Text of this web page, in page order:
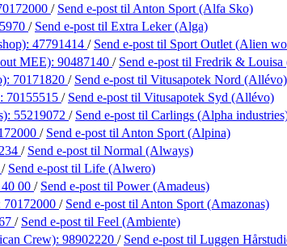
/ Send e-post til Anton Sport (Alfa Sko)
/ Send e-post til Extra Leker (Alga)
47791414 / Send e-post til Sport Outlet (Alien
MEE): 90487140 / Send e-post til Fredrik &
70171820 / Send e-post til Vitusapotek Nord (Allévo)
70155515 / Send e-post til Vitusapotek Syd (Allévo)
55219072 / Send e-post til Carlings (Alpha
/ Send e-post til Anton Sport (Alpina)
/ Send e-post til Normal (Always)
/ Send e-post til Life (Alwero)
00 / Send e-post til Power (Amadeus)
70172000 / Send e-post til Anton Sport (Amazonas)
/ Send e-post til Feel (Ambiente)
Crew): 98902220 / Send e-post til Luggen